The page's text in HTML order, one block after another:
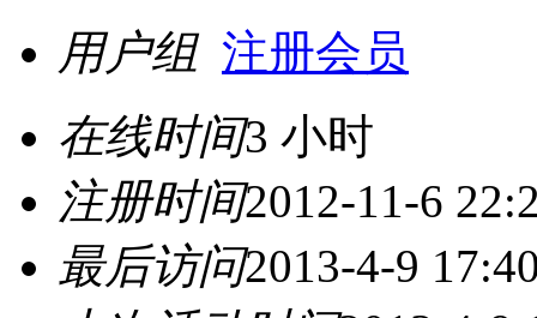
用户组 注册会员
在线时间3 小时
注册时间2012-11-6
最后访问2013-4-9